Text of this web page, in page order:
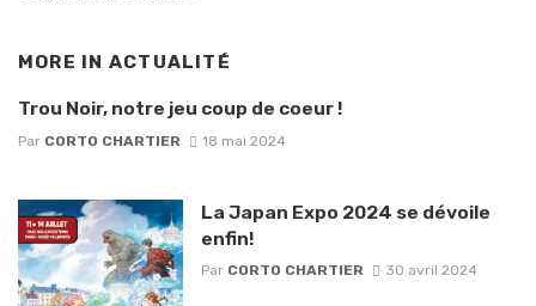
MORE IN ACTUALITÉ
Trou Noir, notre jeu coup de coeur !
Par CORTO CHARTIER 18 mai 2024
La Japan Expo 2024 se dévoile
enfin!
Par CORTO CHARTIER 30 avril 2024